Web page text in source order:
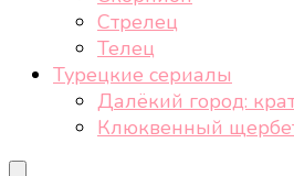
Стрелец
Телец
Турецкие сериалы
Далёкий город:
Клюквенный